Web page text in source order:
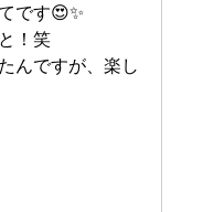
です😍✨
！笑
んですが、楽し